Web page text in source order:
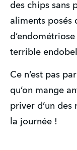
des chips sans
aliments posés
terrible
Ce n’est pas
qu’on mange
priver d’un des
la journée !